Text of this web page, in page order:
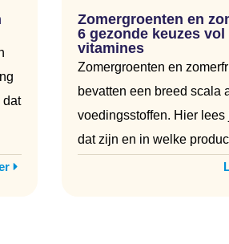
dat
Zomergroenten en
6 gezonde keuzes vol
vitamines
Zomergroenten en
bevatten een breed scala
voedingsstoffen. Hier lees
dat zijn en in welke